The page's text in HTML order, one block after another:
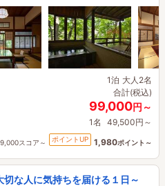
1泊 大人2名
合計(税込)
99,000円～
1名 49,500円～
スコア～ ポイントUP 1,980ポイント～
切な人に気持ちを届ける１日～